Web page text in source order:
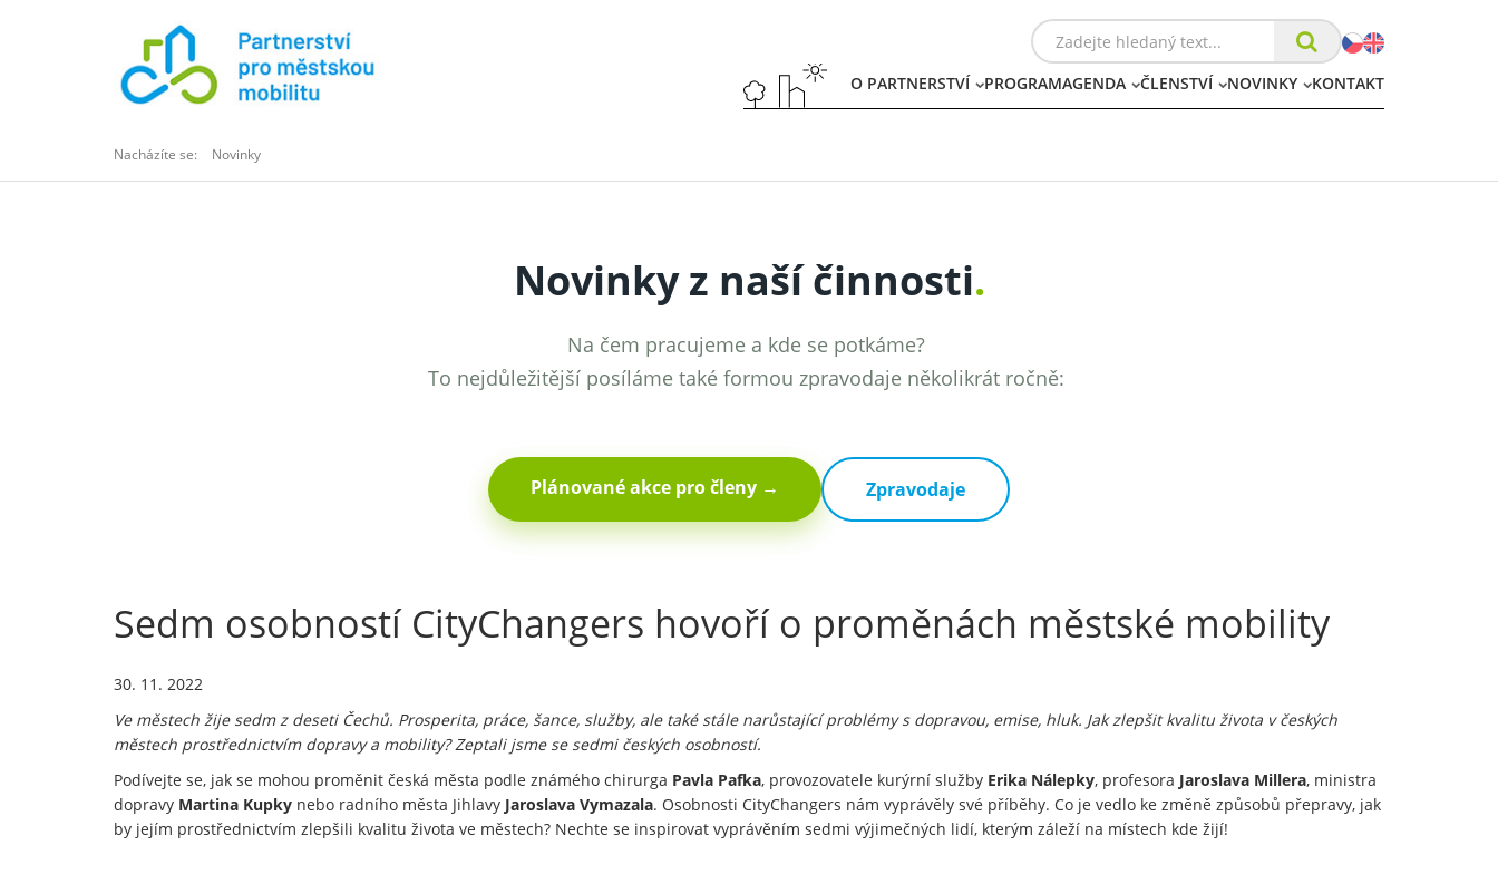
O PARTNERSTVÍ PROGRAMAGENDA ČLENSTVÍ NOVINKY KONTAKT
Nacházíte se: Novinky
Novinky z naší činnosti.
Na čem pracujeme a kde se potkáme?
To nejdůležitější posíláme také formou zpravodaje několikrát ročně:
Plánované akce pro členy → Zpravodaje
Sedm osobností CityChangers hovoří o proměnách městské mobility
30. 11. 2022
Ve městech žije sedm z deseti Čechů. Prosperita, práce, šance, služby, ale také stále narůstající problémy s dopravou, emise, hluk. Jak zlepšit kvalitu života v českých
městech prostřednictvím dopravy a mobility? Zeptali jsme se sedmi českých osobností.
Podívejte se, jak se mohou proměnit česká města podle známého chirurga Pavla Pafka, provozovatele kurýrní služby Erika Nálepky, profesora Jaroslava Millera, ministra
dopravy Martina Kupky nebo radního města Jihlavy Jaroslava Vymazala. Osobnosti CityChangers nám vyprávěly své příběhy. Co je vedlo ke změně způsobů přepravy, jak
by jejím prostřednictvím zlepšili kvalitu života ve městech? Nechte se inspirovat vyprávěním sedmi výjimečných lidí, kterým záleží na místech kde žijí!